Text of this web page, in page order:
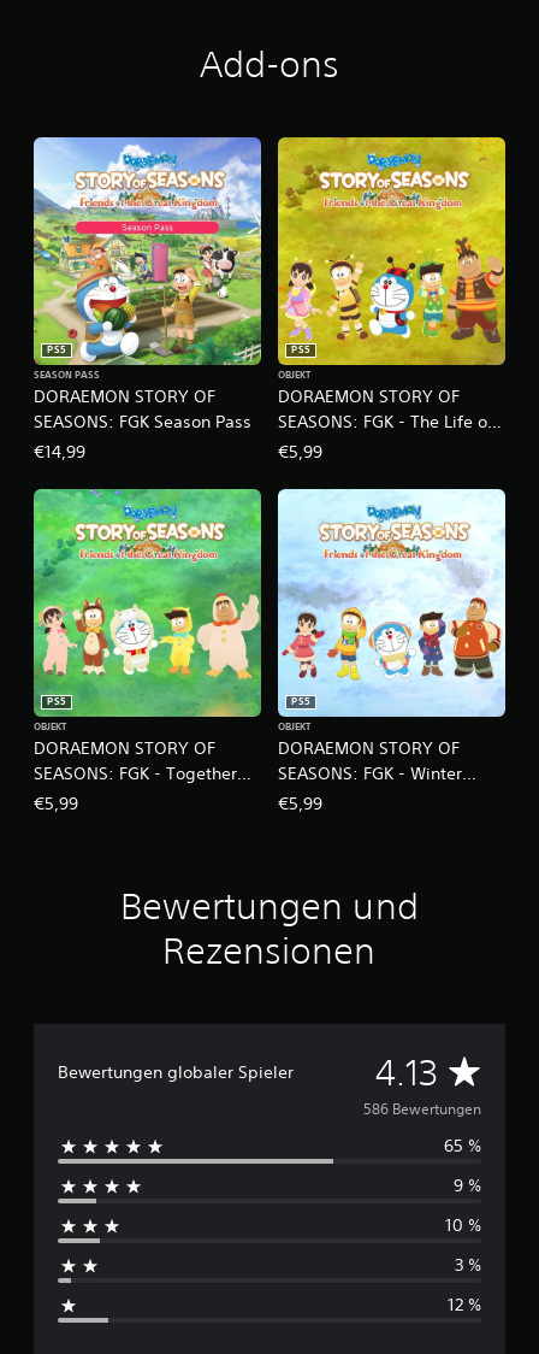
Add-ons
DORAEMON STORY OF
SEASONS: FGK Season Pass
PS5
SEASON PASS
€14,99
DORAEMON STORY OF
SEASONS: FGK - The Life of
Insects
PS5
OBJEKT
€5,99
DORAEMON STORY OF
SEASONS: FGK - Together
with Animals
PS5
OBJEKT
€5,99
DORAEMON STORY OF
SEASONS: FGK - Winter
Tales
PS5
OBJEKT
€5,99
Bewertungen und
Rezensionen
Bewertungen globaler Spieler 4.13 D
u
r
h
s
586 Bewertungen
65 %
9 %
10 %
3 %
12 %